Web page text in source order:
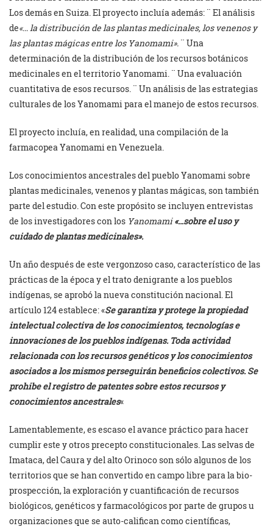
Los demás en Suiza. El proyecto incluía además: ¨ El análisis
de«… la distribución de las plantas medicinales, los venenos y
las plantas mágicas entre los Yanomami». ¨ Una
determinación de la distribución de los recursos botánicos
medicinales en el territorio Yanomami. ¨ Una evaluación
cuantitativa de esos recursos. ¨ Un análisis de las estrategias
culturales de los Yanomami para el manejo de estos recursos.
El proyecto incluía, en realidad, una compilación de la
farmacopea Yanomami en Venezuela.
Los conocimientos ancestrales del pueblo Yanomami sobre
plantas medicinales, venenos y plantas mágicas, son también
parte del estudio. Con este propósito se incluyen entrevistas
de los investigadores con los Yanomami«…sobre el uso y
cuidado de plantas medicinales».
Un año después de este vergonzoso caso, característico de las
prácticas de la época y el trato denigrante a los pueblos
indígenas, se aprobó la nueva constitución nacional. El
artículo 124 establece: «Se garantiza y protege la propiedad
intelectual colectiva de los conocimientos, tecnologías e
innovaciones de los pueblos indígenas. Toda actividad
relacionada con los recursos genéticos y los conocimientos
asociados a los mismos perseguirán beneficios colectivos. Se
prohibe el registro de patentes sobre estos recursos y
conocimientos ancestrales«
Lamentablemente, es escaso el avance práctico para hacer
cumplir este y otros precepto constitucionales. Las selvas de
Imataca, del Caura y del alto Orinoco son sólo algunos de los
territorios que se han convertido en campo libre para la bio-
prospección, la exploración y cuantificación de recursos
biológicos, genéticos y farmacológicos por parte de grupos u
organizaciones que se auto-califican como científicas,